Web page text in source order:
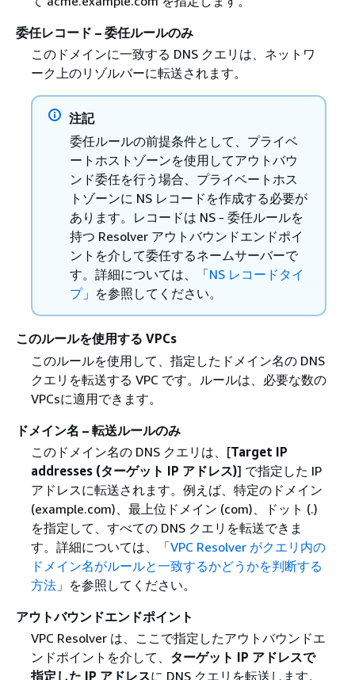
委任レコード – 委任ルールのみ
このドメインに一致する DNS クエリは、ネットワ
ーク上のリゾルバーに転送されます。
注記
委任ルールの前提条件として、プライベ
ートホストゾーンを使用してアウトバウ
ンド委任を行う場合、プライベートホス
トゾーンに NS レコードを作成する必要が
あります。レコードは NS - 委任ルールを
持つ Resolver アウトバウンドエンドポイ
ントを介して委任するネームサーバーで
す。詳細については、「NS レコードタイ
プ」を参照してください。
このルールを使用する VPCs
このルールを使用して、指定したドメイン名の DNS
クエリを転送する VPC です。ルールは、必要な数の
VPCsに適用できます。
ドメイン名 – 転送ルールのみ
このドメイン名の DNS クエリは、[Target IP
addresses (ターゲット IP アドレス)] で指定した IP
アドレスに転送されます。例えば、特定のドメイン
(example.com)、最上位ドメイン (com)、ドット (.)
を指定して、すべての DNS クエリを転送できま
す。詳細については、「VPC Resolver がクエリ内の
ドメイン名がルールと一致するかどうかを判断する
方法」を参照してください。
アウトバウンドエンドポイント
VPC Resolver は、ここで指定したアウトバウンドエ
ンドポイントを介して、 ターゲット IP アドレスで
指定した IP アドレスに DNS クエリを転送します。